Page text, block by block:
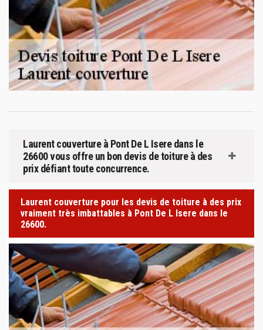
Laurent couverture à Pont De L Isere dans le
26600 vous offre un bon devis de toiture à des
prix défiant toute concurrence.
Laurent couverture pour les devis de toiture à des prix
vraiment très imbattables à Pont De L Isere dans le
26600.